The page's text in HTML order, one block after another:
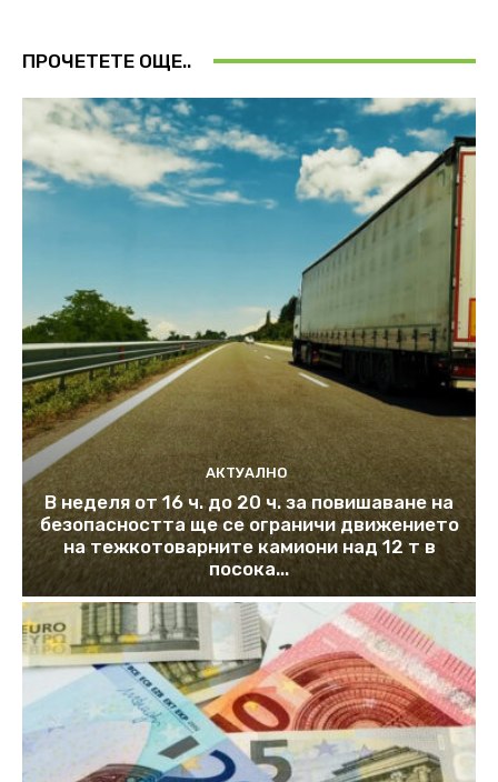
ПРОЧЕТЕТЕ ОЩЕ..
АКТУАЛНО
В неделя от 16 ч. до 20 ч. за повишаване на
безопасността ще се ограничи движението
на тежкотоварните камиони над 12 т в
посока...